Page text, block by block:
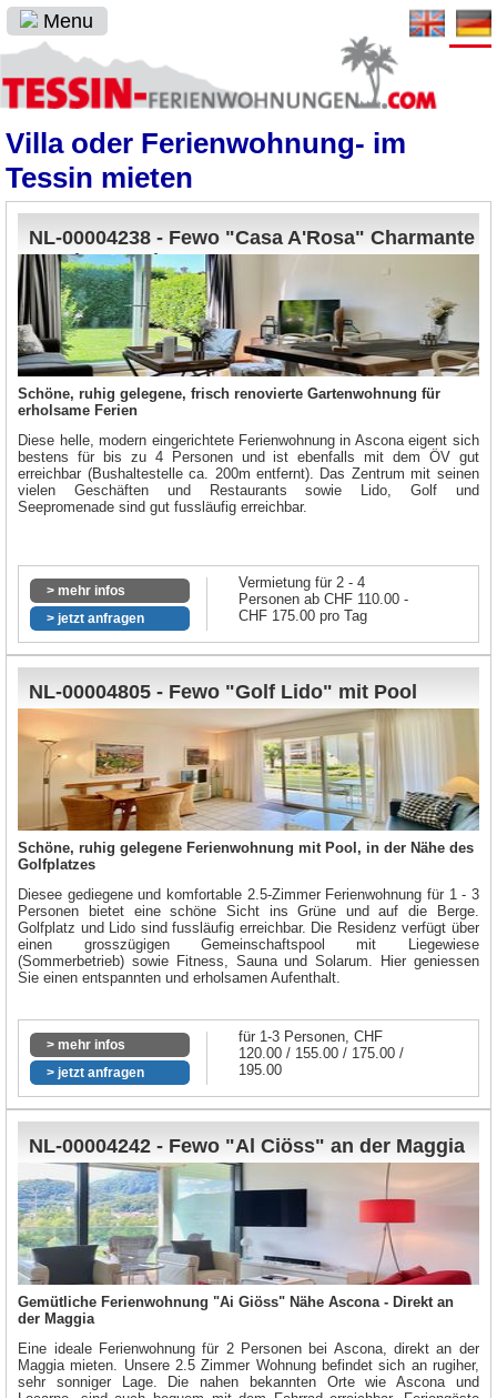
Villa oder Ferienwohnung- im
Tessin mieten
Menu
NL-00004238 - Fewo "Casa A'Rosa" Charmante
Boutique-Wohnung,
Schöne, ruhig gelegene, frisch renovierte Gartenwohnung für
erholsame Ferien
Diese helle, modern eingerichtete Ferienwohnung in Ascona eigent sich
bestens für bis zu 4 Personen und ist ebenfalls mit dem ÖV gut
erreichbar (Bushaltestelle ca. 200m entfernt). Das Zentrum mit seinen
vielen Geschäften und Restaurants sowie Lido, Golf und
Seepromenade sind gut fussläufig erreichbar.
> mehr infos
> jetzt anfragen
Vermietung für 2 - 4
Personen ab CHF 110.00 -
CHF 175.00 pro Tag
NL-00004805 - Fewo "Golf Lido" mit Pool
Schöne, ruhig gelegene Ferienwohnung mit Pool, in der Nähe des
Golfplatzes
Diesee gediegene und komfortable 2.5-Zimmer Ferienwohnung für 1 - 3
Personen bietet eine schöne Sicht ins Grüne und auf die Berge.
Golfplatz und Lido sind fussläufig erreichbar. Die Residenz verfügt über
einen grosszügigen Gemeinschaftspool mit Liegewiese
(Sommerbetrieb) sowie Fitness, Sauna und Solarum. Hier geniessen
Sie einen entspannten und erholsamen Aufenthalt.
> mehr infos
> jetzt anfragen
für 1-3 Personen, CHF
120.00 / 155.00 / 175.00 /
195.00
NL-00004242 - Fewo "Al Ciöss" an der Maggia
Gemütliche Ferienwohnung "Ai Giöss" Nähe Ascona - Direkt an
der Maggia
Eine ideale Ferienwohnung für 2 Personen bei Ascona, direkt an der
Maggia mieten. Unsere 2.5 Zimmer Wohnung befindet sich an rugiher,
sehr sonniger Lage. Die nahen bekannten Orte wie Ascona und